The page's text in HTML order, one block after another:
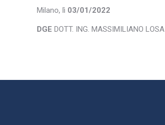
Milano, lì 03/01/2022
DGE DOTT. ING. MASSIMILIANO LOSA